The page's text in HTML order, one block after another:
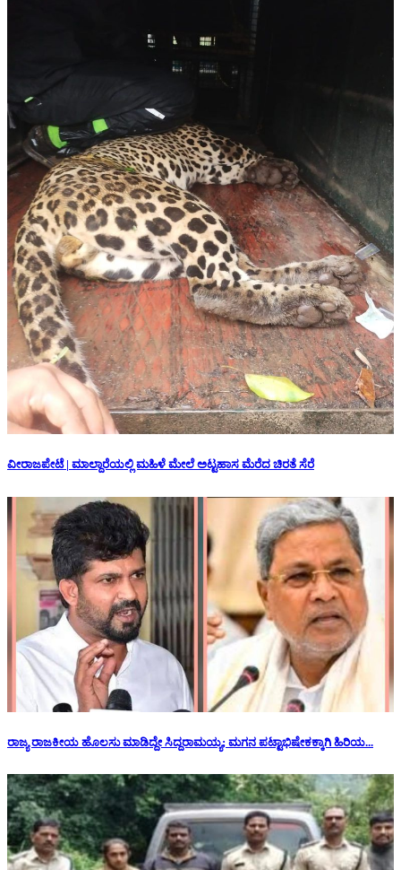
ವೀರಾಜಪೇಟೆ | ಮಾಲ್ದಾರೆಯಲ್ಲಿ ಮಹಿಳೆ ಮೇಲೆ ಅಟ್ಟಹಾಸ ಮೆರೆದ ಚಿರತೆ ಸೆರೆ
ರಾಜ್ಯ ರಾಜಕೀಯ ಹೊಲಸು ಮಾಡಿದ್ದೇ ಸಿದ್ದರಾಮಯ್ಯ; ಮಗನ ಪಟ್ಟಾಭಿಷೇಕಕ್ಕಾಗಿ ಹಿರಿಯ...